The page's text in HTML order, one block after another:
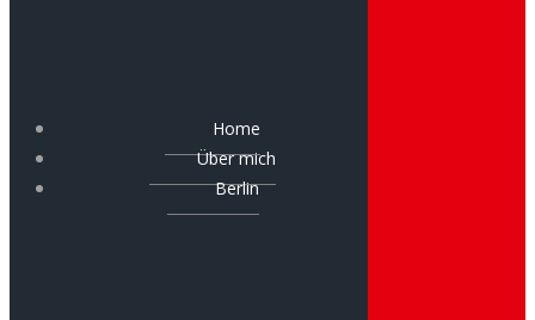
Home
Über mich
Berlin